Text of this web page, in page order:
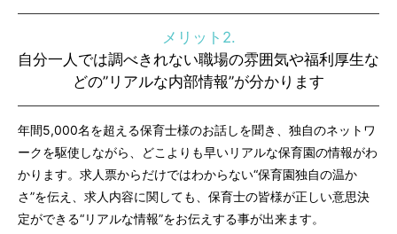
メリット2.
自分一人では調べきれない職場の雰囲気や福利厚生な
どの”リアルな内部情報”が分かります
年間5,000名を超える保育士様のお話しを聞き、独自のネットワ
ークを駆使しながら、どこよりも早いリアルな保育園の情報がわ
かります。求人票からだけではわからない“保育園独自の温か
さ”を伝え、求人内容に関しても、保育士の皆様が正しい意思決
定ができる“リアルな情報”をお伝えする事が出来ます。